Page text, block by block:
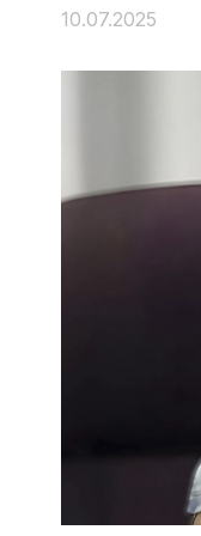
10.07.2025